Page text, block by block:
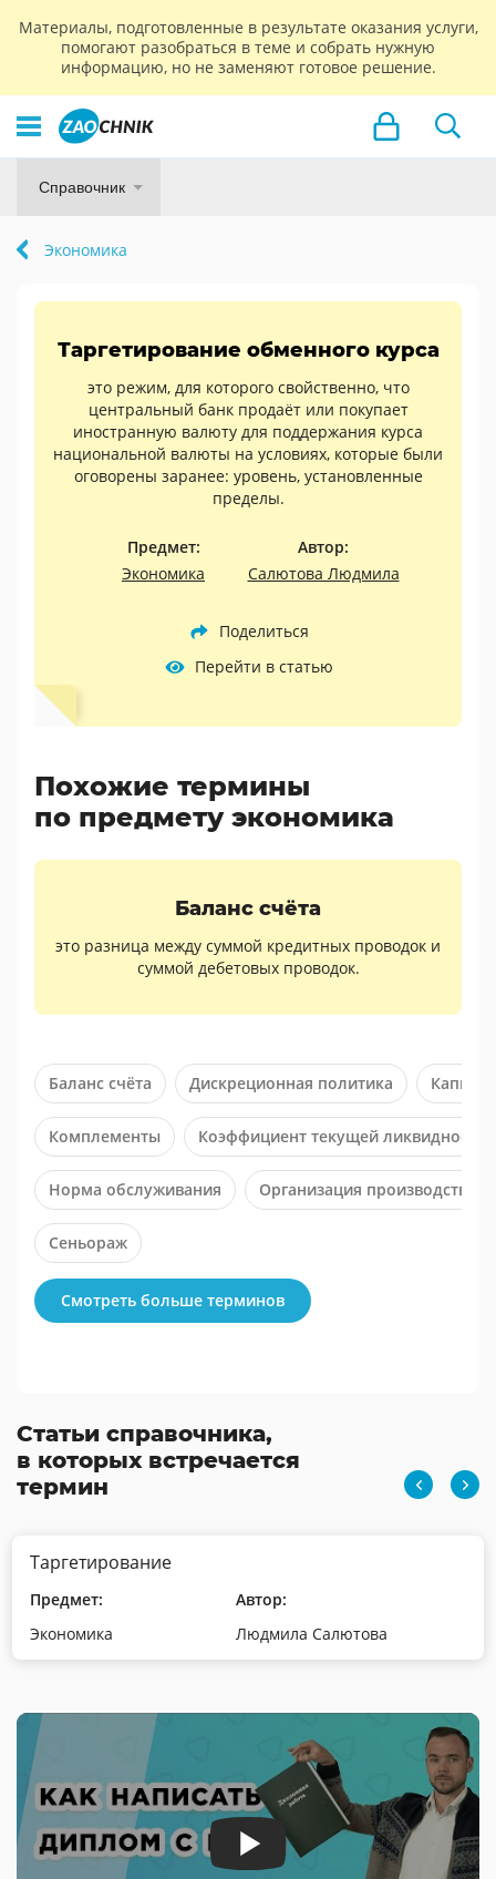
Материалы, подготовленные в результате оказания услуги,
помогают разобраться в теме и собрать нужную
информацию, но не заменяют готовое решение.
Справочник
Экономика
Таргетирование обменного курса
это режим, для которого свойственно, что
центральный банк продаёт или покупает
иностранную валюту для поддержания курса
национальной валюты на условиях, которые были
оговорены заранее: уровень, установленные
пределы.
Предмет:
Экономика
Автор:
Салютова Людмила
Поделиться
Перейти в статью
Похожие термины
по предмету экономика
Баланс счёта
это разница между суммой кредитных проводок и
суммой дебетовых проводок.
Баланс счёта Дискреционная политика
Комплементы Коэффициент текущей ликвидности
Норма обслуживания Организация производства
Сеньораж
Смотреть больше терминов
Статьи справочника,
в которых встречается
термин
Таргетирование
Предмет:
Экономика
Автор:
Людмила Салютова